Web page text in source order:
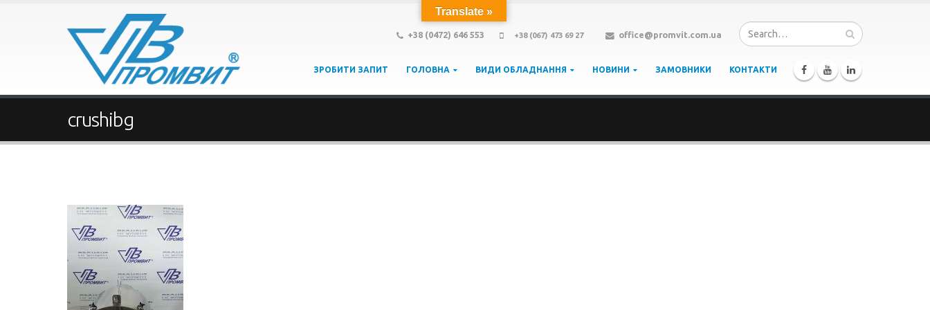
+38 (0472) 646 553 +38 (067) 473 69 27 office@promvit.com.ua
ЗРОБИТИ ЗАПИТ ГОЛОВНА ВИДИ ОБЛАДНАННЯ НОВИНИ ЗАМОВНИКИ КОНТАКТИ
crushibg
Translate »